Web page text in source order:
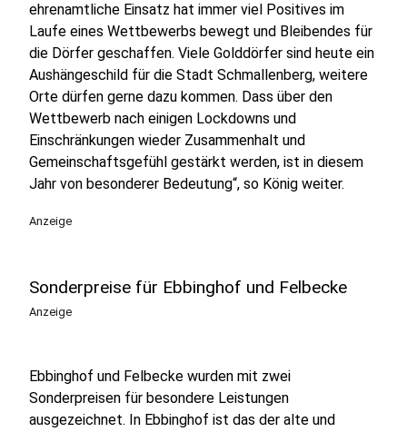
ehrenamtliche Einsatz hat immer viel Positives im
Laufe eines Wettbewerbs bewegt und Bleibendes für
die Dörfer geschaffen. Viele Golddörfer sind heute ein
Aushängeschild für die Stadt Schmallenberg, weitere
Orte dürfen gerne dazu kommen. Dass über den
Wettbewerb nach einigen Lockdowns und
Einschränkungen wieder Zusammenhalt und
Gemeinschaftsgefühl gestärkt werden, ist in diesem
Jahr von besonderer Bedeutung“, so König weiter.
Anzeige
Sonderpreise für Ebbinghof und Felbecke
Anzeige
Ebbinghof und Felbecke wurden mit zwei
Sonderpreisen für besondere Leistungen
ausgezeichnet. In Ebbinghof ist das der alte und